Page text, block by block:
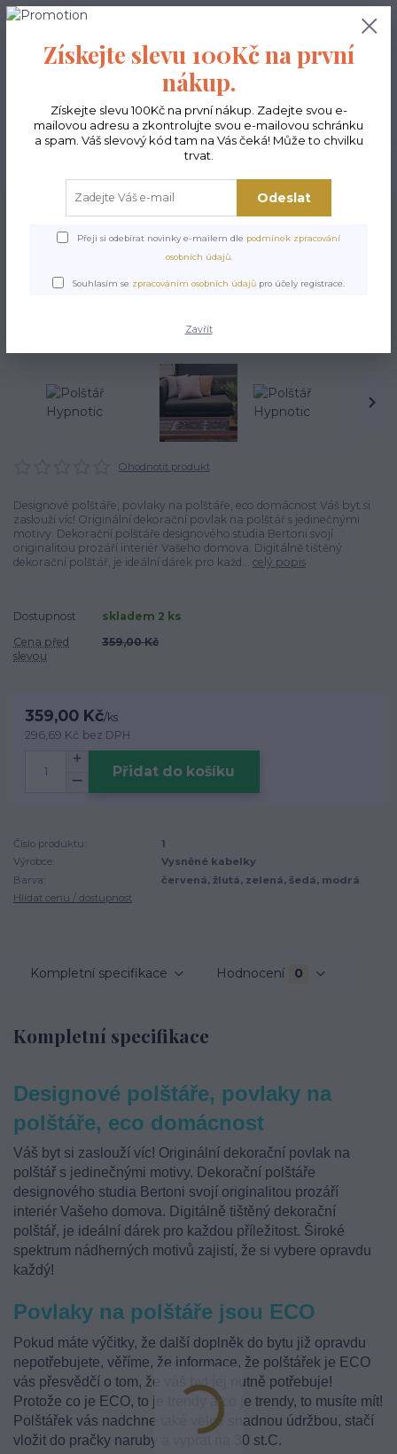
0,00 Kč
Úvod Polštáře Polštáře - povlaky
Polštář Hypnotic
Ohodnotit produkt
Designové polštáře, povlaky na polštáře, eco domácnost Váš byt si
zaslouží víc! Originální dekorační povlak na polštář s jedinečnými
motivy. Dekorační polštáře designového studia Bertoni svojí
originalitou prozáří interiér Vašeho domova. Digitálně tištěný
dekorační polštář, je ideální dárek pro každ... celý popis
Dostupnost
skladem 2 ks
Cena před
slevou
359,00 Kč
359,00 Kč/ks
296,69 Kč bez DPH
Přidat do košíku
Číslo produktu:
1
Výrobce:
Vysněné kabelky
Barva:
červená, žlutá, zelená, šedá, modrá
Hlídat cenu / dostupnost
Kompletní specifikace Hodnocení 0
Kompletní specifikace
Designové polštáře, povlaky na
polštáře, eco domácnost
Váš byt si zaslouží víc! Originální dekorační povlak na
polštář s jedinečnými motivy. Dekorační polštáře
designového studia Bertoni svojí originalitou prozáří
interiér Vašeho domova. Digitálně tištěný dekorační
polštář, je ideální dárek pro každou příležitost. Široké
spektrum nádherných motivů zajistí, že si vybere opravdu
každý!
Povlaky na polštáře jsou ECO
Pokud máte výčitky, že další doplněk do bytu již opravdu
nepotřebujete, věříme, že informace, že polštářek je ECO
vás přesvědčí o tom, že váš byt jej nutně potřebuje!
Protože co je ECO, to je trendy a co je trendy, to musíte mít!
Polštářek vás nadchne také velmi snadnou údržbou, stačí
vložit do pračky naruby a vyprat na 30 st.C.
Získejte slevu 100Kč na první
nákup.
Získejte slevu 100Kč na první nákup. Zadejte svou e-
mailovou adresu a zkontrolujte svou e-mailovou schránku
a spam. Váš slevový kód tam na Vás čeká! Může to chvilku
trvat.
Odeslat
Přeji si odebírat novinky e-mailem dle podmínek zpracování
osobních údajů.
Souhlasím se zpracováním osobních údajů pro účely registrace.
Zavřít